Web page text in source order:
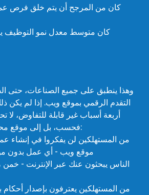
كان من المرجح أن يتم خلق فرص
كان متوسط ​​معدل نمو التوظيف
وهذا ينطبق على جميع الصناعات، حتى
التقدم الرقمي بموقع ويب. إذا لم يكن
أربعة أسباب غير قابلة للتفاوض، لا
فحسب، بل إلى موقع محسّن يسهل العثور عليه:
موقع ويب - أي عمل بدون
الناس يبحثون عنك عبر الإنترنت -